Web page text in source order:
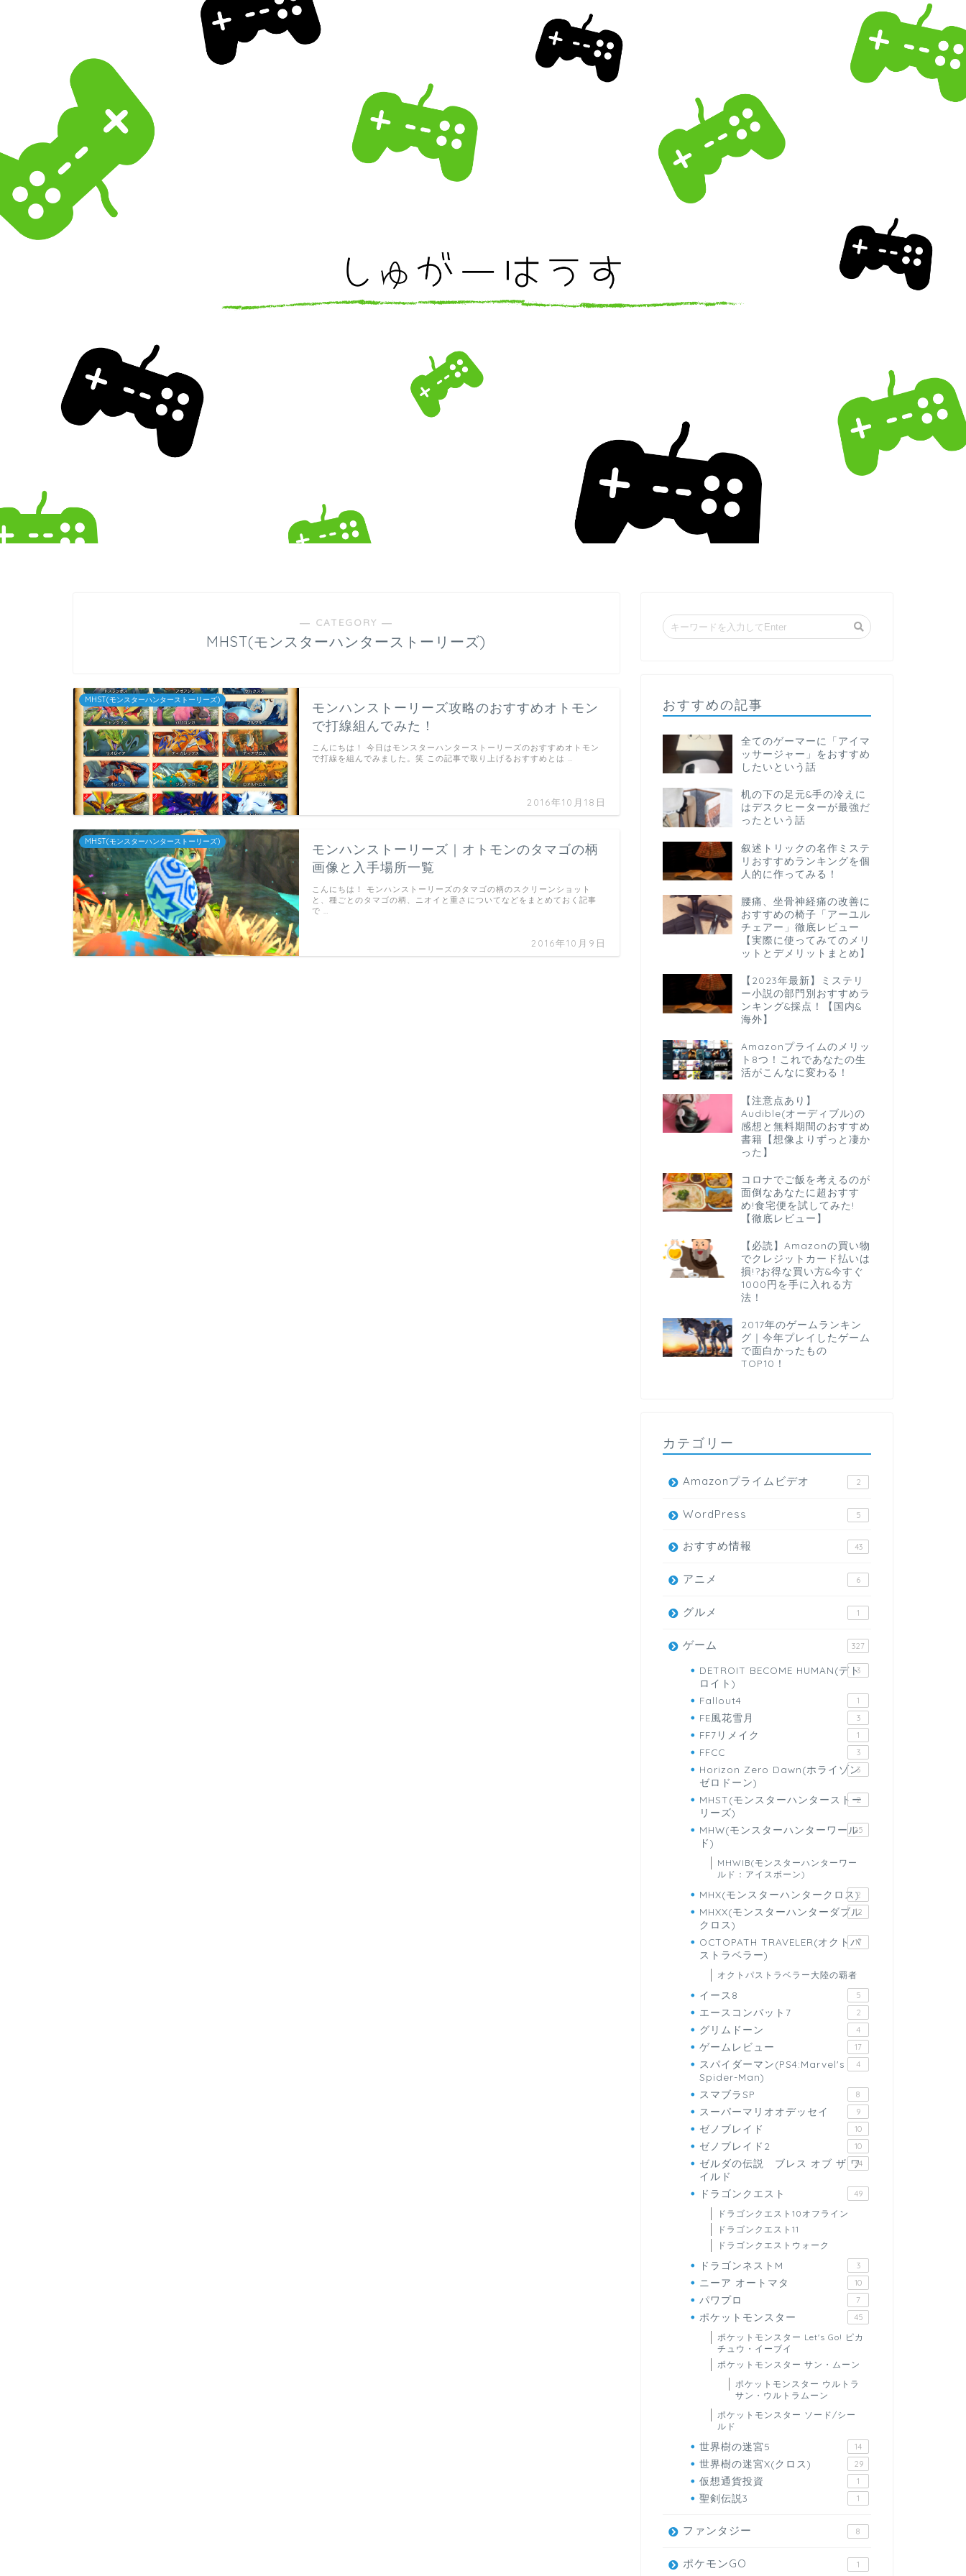
― CATEGORY ―
MHST(モンスターハンターストーリーズ)
MHST(モンスターハンターストーリーズ)
モンハンストーリーズ攻略のおすすめオトモン
で打線組んでみた！
2016年10月18日
こんにちは！ 今日はモンスターハンターストーリーズのおすすめオトモン
で打線を組んでみました。笑 この記事で取り上げるおすすめとは …
MHST(モンスターハンターストーリーズ)
モンハンストーリーズ｜オトモンのタマゴの柄
画像と入手場所一覧
2016年10月9日
こんにちは！ モンハンストーリーズのタマゴの柄のスクリーンショット
と、種ごとのタマゴの柄、ニオイと重さについてなどをまとめておく記事
で …
おすすめの記事
全てのゲーマーに「アイマ
ッサージャー」をおすすめ
したいという話
机の下の足元&手の冷えに
はデスクヒーターが最強だ
ったという話
叙述トリックの名作ミステ
リおすすめランキングを個
人的に作ってみる！
腰痛、坐骨神経痛の改善に
おすすめの椅子「アーユル
チェアー」徹底レビュー
【実際に使ってみてのメリ
ットとデメリットまとめ】
【2023年最新】ミステリ
ー小説の部門別おすすめラ
ンキング&採点！【国内&
海外】
Amazonプライムのメリッ
ト8つ！これであなたの生
活がこんなに変わる！
【注意点あり】
Audible(オーディブル)の
感想と無料期間のおすすめ
書籍【想像よりずっと凄か
った】
コロナでご飯を考えるのが
面倒なあなたに超おすす
め!食宅便を試してみた!
【徹底レビュー】
【必読】Amazonの買い物
でクレジットカード払いは
損!?お得な買い方&今すぐ
1000円を手に入れる方
法！
2017年のゲームランキン
グ｜今年プレイしたゲーム
で面白かったもの
TOP10！
カテゴリー
Amazonプライムビデオ 2
WordPress 5
おすすめ情報 43
アニメ 6
グルメ 1
ゲーム 327
DETROIT BECOME HUMAN(デト
ロイト)
3
Fallout4 1
FE風花雪月 3
FF7リメイク 1
FFCC 3
Horizon Zero Dawn(ホライゾン
ゼロドーン)
3
MHST(モンスターハンターストー
リーズ)
2
MHW(モンスターハンターワール
ド)
25
MHWIB(モンスターハンターワー
ルド：アイスボーン)
MHX(モンスターハンタークロス)2
MHXX(モンスターハンターダブル
クロス)
12
OCTOPATH TRAVELER(オクトパ
ストラベラー)
17
オクトパストラベラー大陸の覇者
イース8 5
エースコンバット7 2
グリムドーン 4
ゲームレビュー 17
スパイダーマン(PS4:Marvel's
Spider-Man)
4
スマブラSP 8
スーパーマリオオデッセイ 9
ゼノブレイド 10
ゼノブレイド2 10
ゼルダの伝説 ブレス オブ ザ ワ
イルド
34
ドラゴンクエスト 49
ドラゴンクエスト10オフライン
ドラゴンクエスト11
ドラゴンクエストウォーク
ドラゴンネストM 3
ニーア オートマタ 10
パワプロ 7
ポケットモンスター 45
ポケットモンスター Let's Go! ピカ
チュウ・イーブイ
ポケットモンスター サン・ムーン
ポケットモンスター ウルトラ
サン・ウルトラムーン
ポケットモンスター ソード/シー
ルド
世界樹の迷宮5 14
世界樹の迷宮X(クロス) 29
仮想通貨投資 1
聖剣伝説3 1
ファンタジー 8
ポケモンGO 1